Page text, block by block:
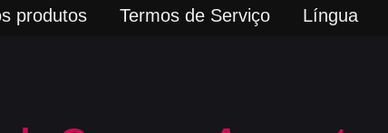
produtos Termos de Serviço Língua